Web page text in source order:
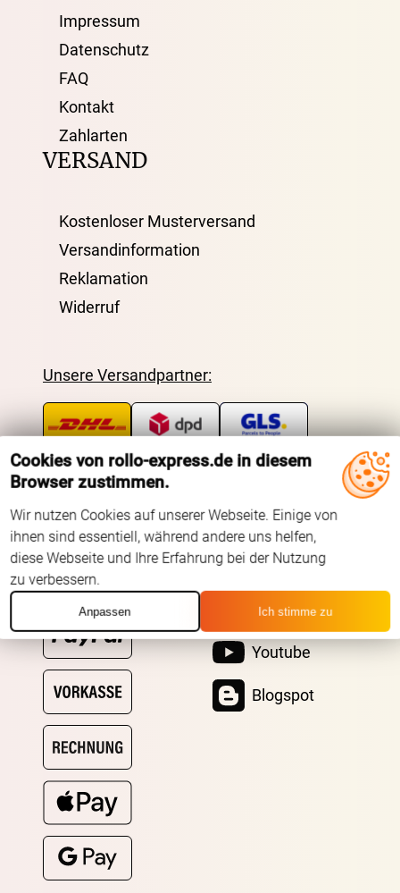
Cookies von rollo-express.de in diesem
Browser zustimmen.
Wir nutzen Cookies auf unserer Webseite. Einige von
ihnen sind essentiell, während andere uns helfen,
diese Webseite und Ihre Erfahrung bei der Nutzung
zu verbessern.
Anpassen Ich stimme zu
Impressum
Datenschutz
FAQ
Kontakt
Zahlarten
VERSAND
Kostenloser Musterversand
Versandinformation
Reklamation
Widerruf
Unsere Versandpartner:
BEZAHLUNG SOCIAL MEDIA
Facebook
Twitter
Pinterest
Youtube
Blogspot